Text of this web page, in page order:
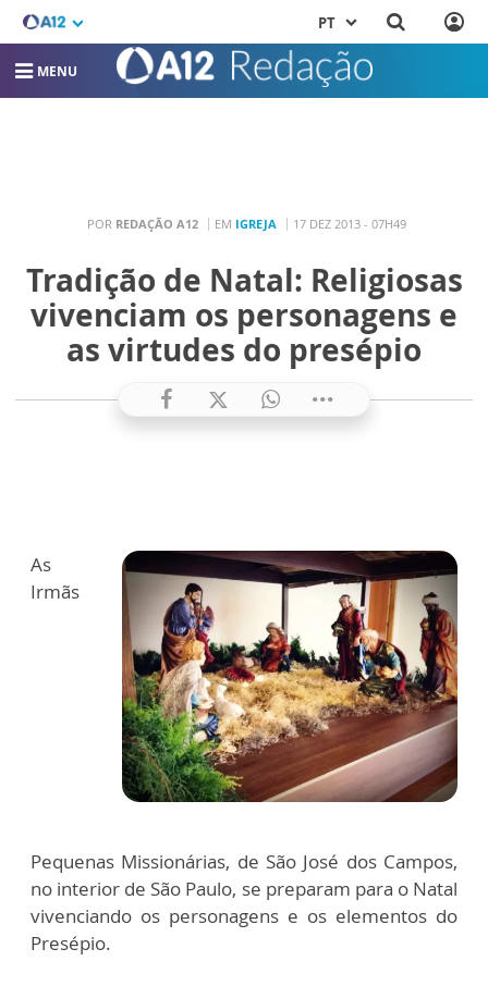
PT
MENU
POR REDAÇÃO A12 EM IGREJA 17 DEZ 2013 - 07H49
Tradição de Natal: Religiosas
vivenciam os personagens e
as virtudes do presépio
As
Irmãs
Pequenas Missionárias, de São José dos Campos,
no interior de São Paulo, se preparam para o Natal
vivenciando os personagens e os elementos do
Presépio.